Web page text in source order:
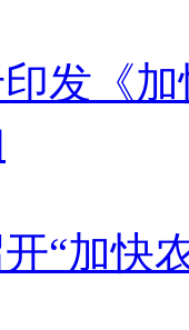
发《
“加快